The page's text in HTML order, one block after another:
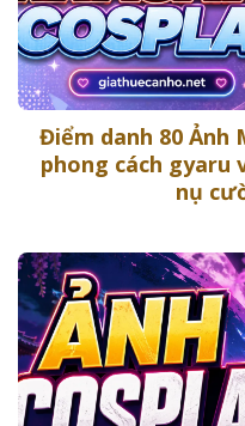
Điểm danh 80 Ảnh
phong cách gyaru
nụ